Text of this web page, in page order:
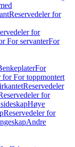
Reservedeler for
for
For servanterFor
For
for For toppmontert
Reservedeler
for
Høye
Reservedeler for
Andre